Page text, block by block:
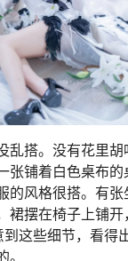
乱搭。没有花里
张铺着白色桌布
的风格很搭。有
裙摆在椅子上铺
这些细节，看得